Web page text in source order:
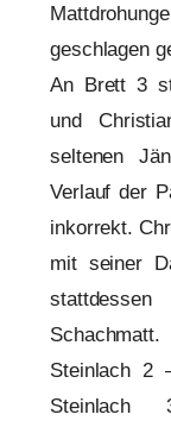
geschlagen
An Brett 3
und
seltenen
Verlauf der
inkorrekt.
mit seiner
Steinlach 2
Steinlach